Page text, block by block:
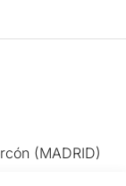
(MADRID)